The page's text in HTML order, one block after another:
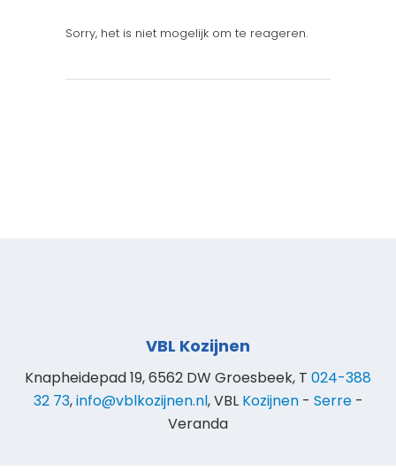
Sorry, het is niet mogelijk om te reageren.
VBL Kozijnen
Knapheidepad 19, 6562 DW Groesbeek, T 024-388
32 73,info@vblkozijnen.nl, VBL Kozijnen- Serre-
Veranda